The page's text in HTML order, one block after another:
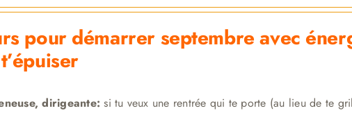
pour démarrer septembre avec
dirigeante: si tu veux une rentrée qui te porte (au lieu de te